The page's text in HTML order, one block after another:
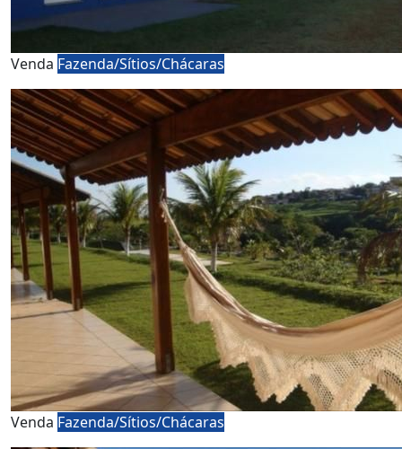
Venda Fazenda/Sítios/Chácaras
Venda Fazenda/Sítios/Chácaras